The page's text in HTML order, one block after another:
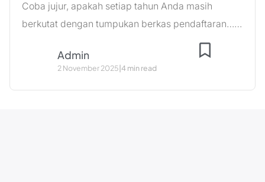
Coba jujur, apakah setiap tahun Anda masih
berkutat dengan tumpukan berkas pendaftaran……
Admin
2 November 2025|4 min read